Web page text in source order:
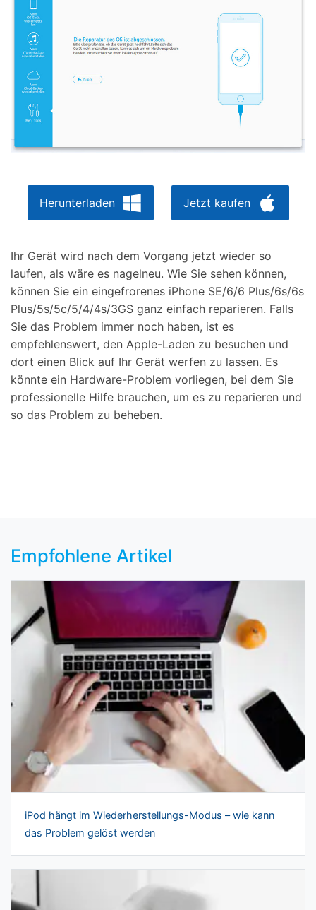
Herunterladen Jetzt kaufen
Ihr Gerät wird nach dem Vorgang jetzt wieder so
laufen, als wäre es nagelneu. Wie Sie sehen können,
können Sie ein eingefrorenes iPhone SE/6/6 Plus/6s/6s
Plus/5s/5c/5/4/4s/3GS ganz einfach reparieren. Falls
Sie das Problem immer noch haben, ist es
empfehlenswert, den Apple-Laden zu besuchen und
dort einen Blick auf Ihr Gerät werfen zu lassen. Es
könnte ein Hardware-Problem vorliegen, bei dem Sie
professionelle Hilfe brauchen, um es zu reparieren und
so das Problem zu beheben.
Empfohlene Artikel
iPod hängt im Wiederherstellungs-Modus – wie kann
das Problem gelöst werden